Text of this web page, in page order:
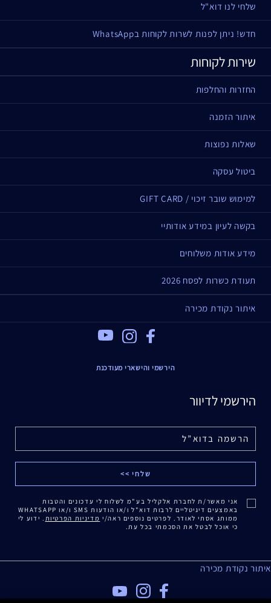
שלחי לנו דוא"ל
חדש! ניתן לפנות לשרות לקוחות בWhatsApp
שירות לקוחות
החזרות והחלפות
איתור הזמנה
שאלות נפוצות
ביטול עסקה
למימוש שובר זיכוי / GIFT CARD
בקשה לעיון במידע אודותיי
מידע אודות משלוחים
תעודת כשרות לפסח 2026
איתור נקודת מכירה
Facebook
הירשמי והישארי מעודכנת
הירשמי לדיוור
אני מאשר/ת לחברת אלקליל בע"מ לשלוח לי עדכונים והטבות
באמצעים דיגיטליים לרבות דוא"ל ו/או הודעות SMS ו/או WHATSAPP
ממותג אסתי לאודר. לפרטים נוספים ראה/י מדיניות הפרטיות . ידוע לי
כי אוכל לבטל את הסכמתי בכל עת.
איתור נקודת מכירה